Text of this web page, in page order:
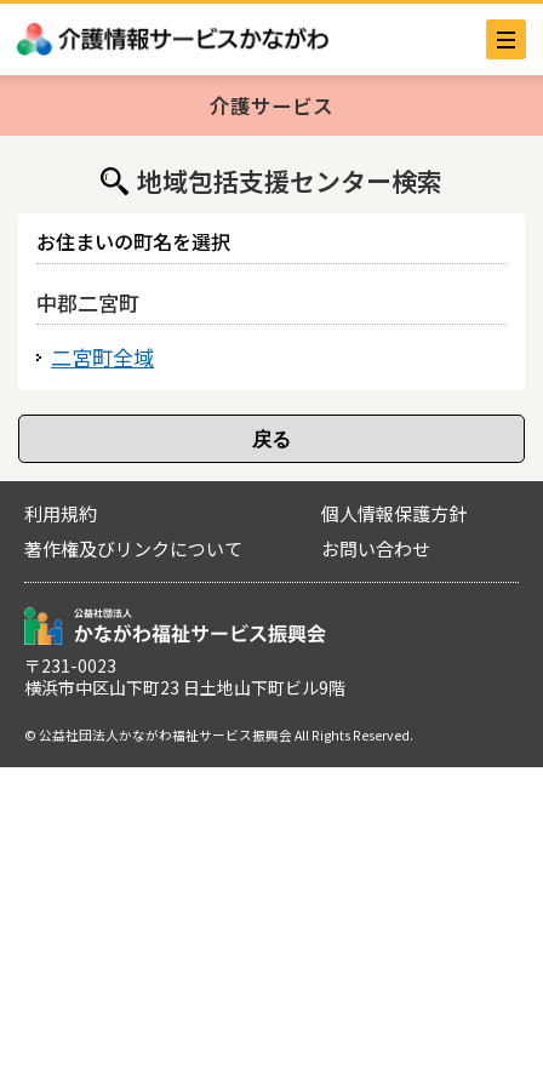
介護サービス
地域包括支援センター検索
お住まいの町名を選択
中郡二宮町
二宮町全域
利用規約
個人情報保護方針
著作権及びリンクについて
お問い合わせ
〒231-0023
横浜市中区山下町23 日土地山下町ビル9階
© 公益社団法人かながわ福祉サービス振興会 All Rights Reserved.